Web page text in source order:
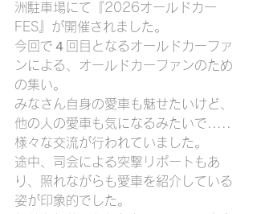
洲駐車場にて『2026オールドカー
FES』が開催されました。
今回で４回目となるオールドカーファ
ンによる、オールドカーファンのため
の集い。
みなさん自身の愛車も魅せたいけど、
他の人の愛車も気になるみたいで.....
様々な交流が行われていました。
途中、司会による突撃リポートもあ
り、照れながらも愛車を紹介している
姿が印象的でした。